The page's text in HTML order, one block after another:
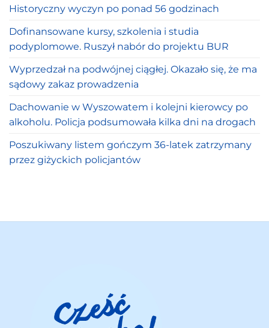
Historyczny wyczyn po ponad 56 godzinach
Dofinansowane kursy, szkolenia i studia
podyplomowe. Ruszył nabór do projektu BUR
Wyprzedzał na podwójnej ciągłej. Okazało się, że ma
sądowy zakaz prowadzenia
Dachowanie w Wyszowatem i kolejni kierowcy po
alkoholu. Policja podsumowała kilka dni na drogach
Poszukiwany listem gończym 36-latek zatrzymany
przez giżyckich policjantów